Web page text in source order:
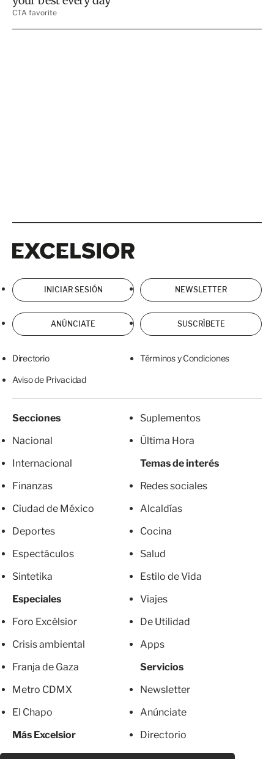
INICIAR SESIÓN NEWSLETTER
ANÚNCIATE SUSCRÍBETE
Directorio Términos y Condiciones
Aviso de Privacidad
Secciones
Nacional
Internacional
Finanzas
Ciudad de México
Deportes
Espectáculos
Sintetika
Especiales
Foro Excélsior
Crisis ambiental
Franja de Gaza
Metro CDMX
El Chapo
Más Excelsior
Suplementos
Última Hora
Temas de interés
Redes sociales
Alcaldías
Cocina
Salud
Estilo de Vida
Viajes
De Utilidad
Apps
Servicios
Newsletter
Anúnciate
Directorio